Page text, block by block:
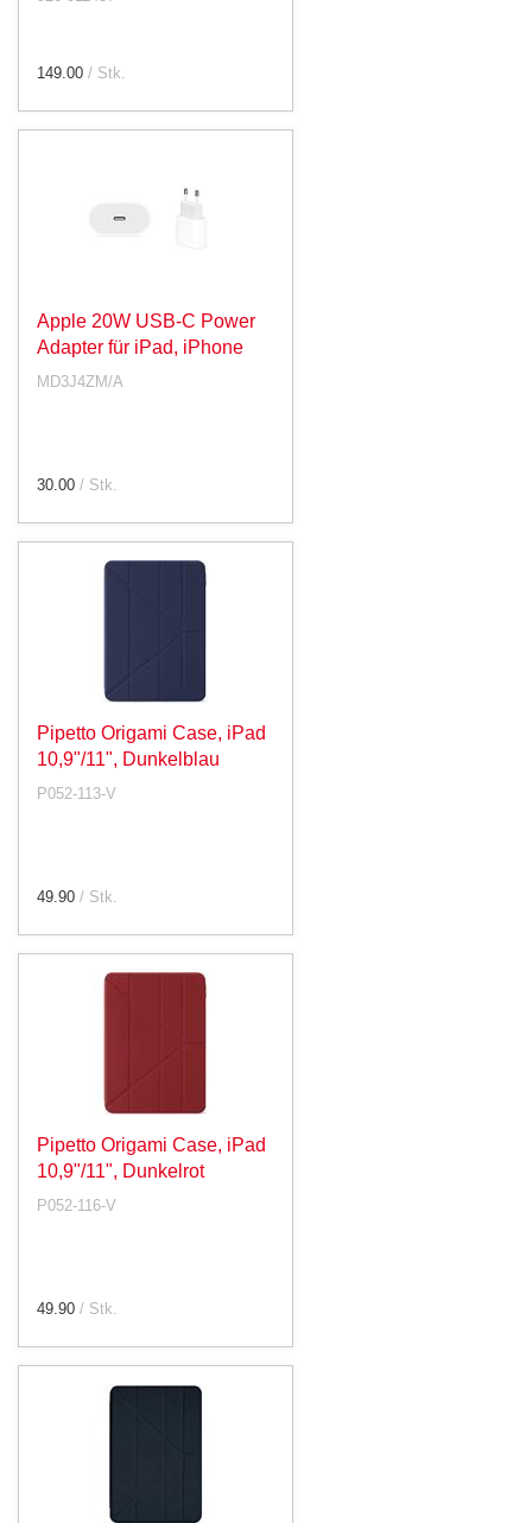
149.00 / Stk.
Apple 20W USB-C Power
Adapter für iPad, iPhone
MD3J4ZM/A
30.00 / Stk.
Pipetto Origami Case, iPad
10,9"/11", Dunkelblau
P052-113-V
49.90 / Stk.
Pipetto Origami Case, iPad
10,9"/11", Dunkelrot
P052-116-V
49.90 / Stk.